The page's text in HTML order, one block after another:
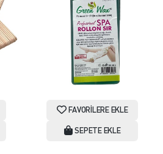
FAVORILERE EKLE
SEPETE EKLE